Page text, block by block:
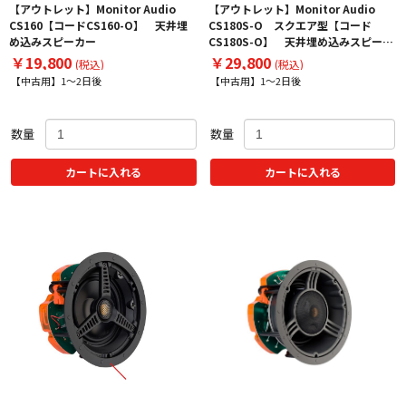
【アウトレット】Monitor Audio
CS160【コードCS160-O】 天井埋
め込みスピーカー
￥19,800 (税込)
【中古用】1～2日後
数量
カートに入れる
【アウトレット】Monitor Audio
CS180S-O スクエア型【コード
CS180S-O】 天井埋め込みスピーカ
ー
￥29,800 (税込)
【中古用】1～2日後
数量
カートに入れる